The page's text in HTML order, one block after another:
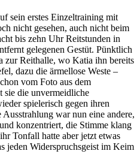
sein erstes Einzeltraining mit
nicht gesehen, auch nicht beim
bis zehn Uhr Reitstunden in
gelegenen Gestüt. Pünktlich
zur Reithalle, wo Katia ihn bereits
dazu die ärmellose Weste –
vom Foto aus dem
sie die unvermeidliche
spielerisch gegen ihren
war nun eine andere,
konzentriert, die Stimme klang
Tonfall hatte aber jetzt etwas
jeden Widerspruchsgeist im Keim